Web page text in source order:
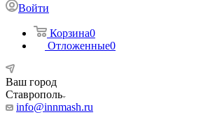
Войти
Корзина0
Отложенные0
Ваш город
Ставрополь
info@innmash.ru